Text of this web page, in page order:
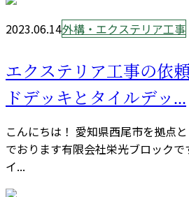
2023.06.14外構・エクステリア工事
エクステリア工事の依
ドデッキとタイルデッ...
こんにちは！ 愛知県西尾市を拠点
でおります有限会社栄光ブロックで
イ...